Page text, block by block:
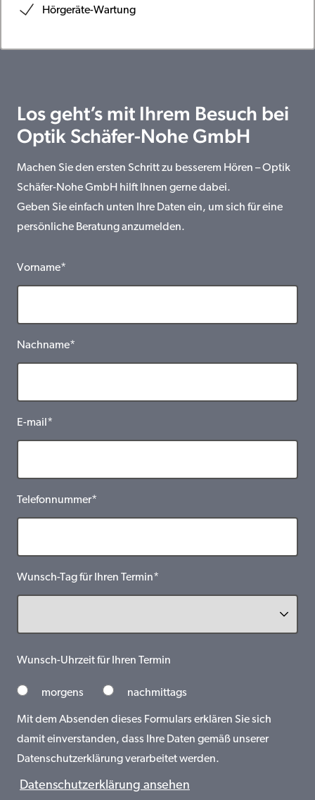
Hörgeräte-Wartung
Los geht’s mit Ihrem Besuch bei
Optik Schäfer-Nohe GmbH
Machen Sie den ersten Schritt zu besserem Hören – Optik
Schäfer-Nohe GmbH hilft Ihnen gerne dabei.
Geben Sie einfach unten Ihre Daten ein, um sich für eine
persönliche Beratung anzumelden.
Vorname*
Nachname*
E-mail*
Telefonnummer*
Wunsch-Tag für Ihren Termin*
Wunsch-Uhrzeit für Ihren Termin
morgens nachmittags
Mit dem Absenden dieses Formulars erklären Sie sich
damit einverstanden, dass Ihre Daten gemäß unserer
Datenschutzerklärung verarbeitet werden.
Datenschutzerklärung ansehen